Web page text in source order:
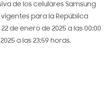
de los celulares Samsung
vigentes para la República
de enero de 2025 a las 00:00
a las 23:59 horas.